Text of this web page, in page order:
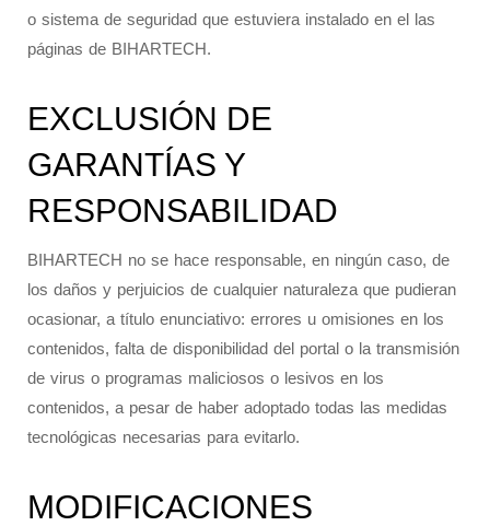
o sistema de seguridad que estuviera instalado en el las
páginas de BIHARTECH.
EXCLUSIÓN DE
GARANTÍAS Y
RESPONSABILIDAD
BIHARTECH no se hace responsable, en ningún caso, de
los daños y perjuicios de cualquier naturaleza que pudieran
ocasionar, a título enunciativo: errores u omisiones en los
contenidos, falta de disponibilidad del portal o la transmisión
de virus o programas maliciosos o lesivos en los
contenidos, a pesar de haber adoptado todas las medidas
tecnológicas necesarias para evitarlo.
MODIFICACIONES